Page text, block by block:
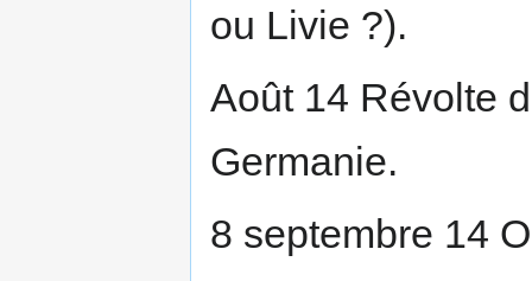
ou Livie ?).
Août 14 Révolte
Germanie.
8 septembre 14